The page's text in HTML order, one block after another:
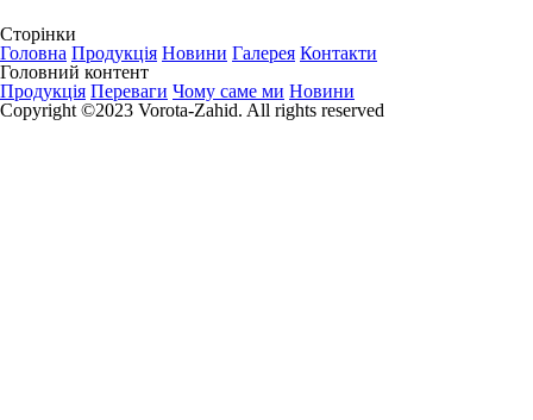
Сторінки
Головна Продукція Новини Галерея Контакти
Головний контент
Продукція Переваги Чому саме ми Новини
Copyright ©2023 Vorota-Zahid. All rights reserved